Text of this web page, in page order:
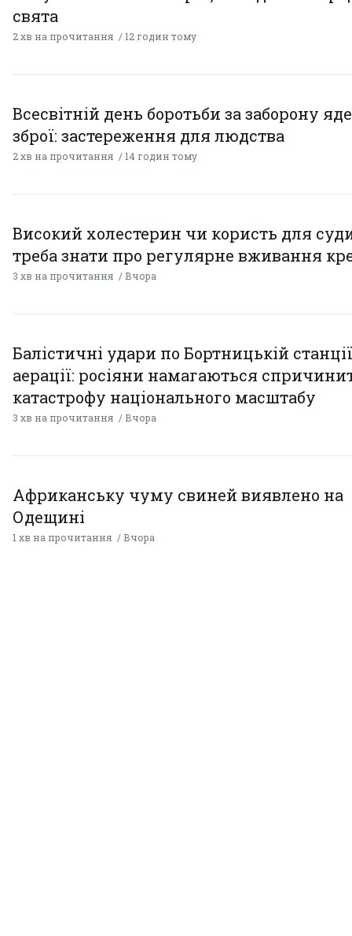
свята
2 хв на прочитання 12 годин тому
Всесвітній день боротьби за заборону
зброї: застереження для людства
2 хв на прочитання 14 годин тому
Високий холестерин чи користь для
треба знати про регулярне вживання
3 хв на прочитання Вчора
Балістичні удари по Бортницькій станції
аерації: росіяни намагаються
катастрофу національного масштабу
3 хв на прочитання Вчора
Африканську чуму свиней виявлено на
Одещині
1 хв на прочитання Вчора